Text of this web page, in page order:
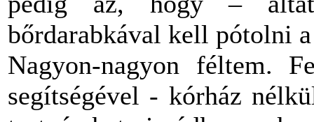
bőrdarabkával kell pótolni
Nagyon-nagyon féltem.
segítségével - kórház